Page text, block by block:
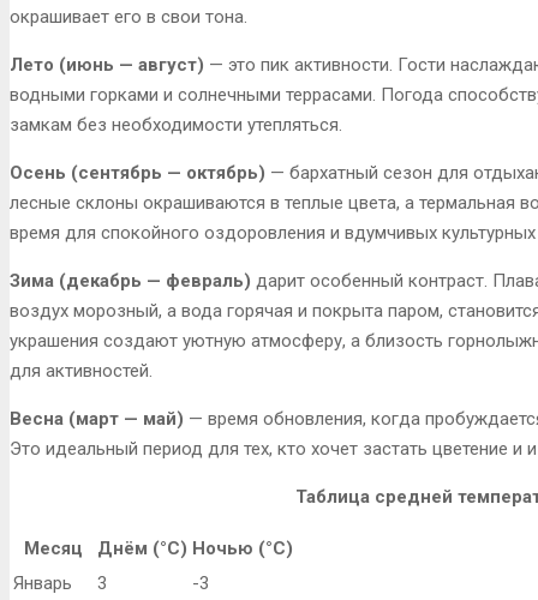
окрашивает его в свои тона.
Лето (июнь — август) — это пик активности. Гости
водными горками и солнечными террасами. Погода
замкам без необходимости утепляться.
Осень (сентябрь — октябрь) — бархатный сезон для
лесные склоны окрашиваются в теплые цвета, а термальная
время для спокойного оздоровления и вдумчивых
Зима (декабрь — февраль) дарит особенный контраст.
воздух морозный, а вода горячая и покрыта паром,
украшения создают уютную атмосферу, а близость
для активностей.
Весна (март — май) — время обновления, когда
Это идеальный период для тех, кто хочет застать цветение и
Таблица средней
Месяц Днём (°C) Ночью (°C)
Январь
3
-3